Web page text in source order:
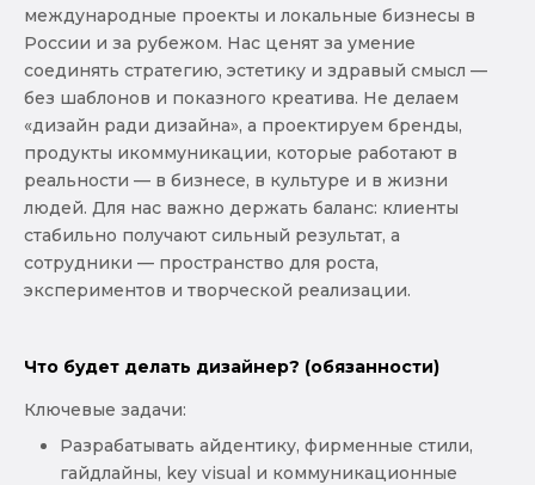
международные проекты и локальные бизнесы в
России и за рубежом. Нас ценят за умение
соединять стратегию, эстетику и здравый смысл —
без шаблонов и показного креатива. Не делаем
«дизайн ради дизайна», а проектируем бренды,
продукты икоммуникации, которые работают в
реальности — в бизнесе, в культуре и в жизни
людей. Для нас важно держать баланс: клиенты
стабильно получают сильный результат, а
сотрудники — пространство для роста,
экспериментов и творческой реализации.
Что будет делать дизайнер? (обязанности)
Ключевые задачи:
Разрабатывать айдентику, фирменные стили,
гайдлайны, key visual и коммуникационные